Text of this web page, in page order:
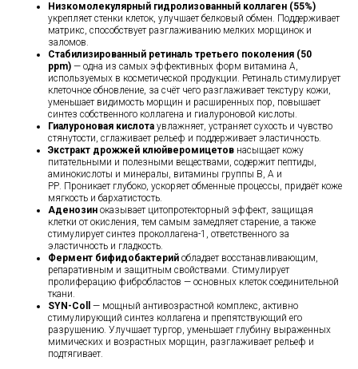
Низкомолекулярный гидролизованный коллаген (55%)
укрепляет стенки клеток, улучшает белковый обмен. Поддерживает
матрикс, способствует разглаживанию мелких морщинок и
заломов.
Стабилизированный ретиналь третьего поколения (50
ppm) — одна из самых эффективных форм витамина A,
используемых в косметической продукции. Ретиналь стимулирует
клеточное обновление, за счёт чего разглаживает текстуру кожи,
уменьшает видимость морщин и расширенных пор, повышает
синтез собственного коллагена и гиалуроновой кислоты.
Гиалуроновая кислота увлажняет, устраняет сухость и чувство
стянутости, сглаживает рельеф и поддерживает эластичность.
Экстракт дрожжей клюйверомицетов насыщает кожу
питательными и полезными веществами, содержит пептиды,
аминокислоты и минералы, витамины группы В, А и
РР. Проникает глубоко, ускоряет обменные процессы, придаёт коже
мягкость и бархатистость.
Аденозин оказывает цитопротекторный эффект, защищая
клетки от окисления, тем самым замедляет старение, а также
стимулирует синтез проколлагена-1, ответственного за
эластичность и гладкость.
Фермент бифидобактерий обладает восстанавливающим,
репаративным и защитным свойствами. Стимулирует
пролиферацию фибробластов — основных клеток соединительной
ткани.
SYN-Coll — мощный антивозрастной комплекс, активно
стимулирующий синтез коллагена и препятствующий его
разрушению. Улучшает тургор, уменьшает глубину выраженных
мимических и возрастных морщин, разглаживает рельеф и
подтягивает.